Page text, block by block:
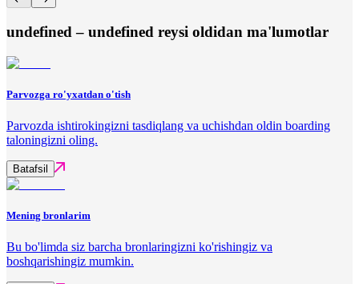
undefined – undefined reysi oldidan ma'lumotlar
Parvozga ro'yxatdan o'tish
Parvozda ishtirokingizni tasdiqlang va uchishdan oldin boarding
taloningizni oling.
Batafsil
Mening bronlarim
Bu bo'limda siz barcha bronlaringizni ko'rishingiz va
boshqarishingiz mumkin.